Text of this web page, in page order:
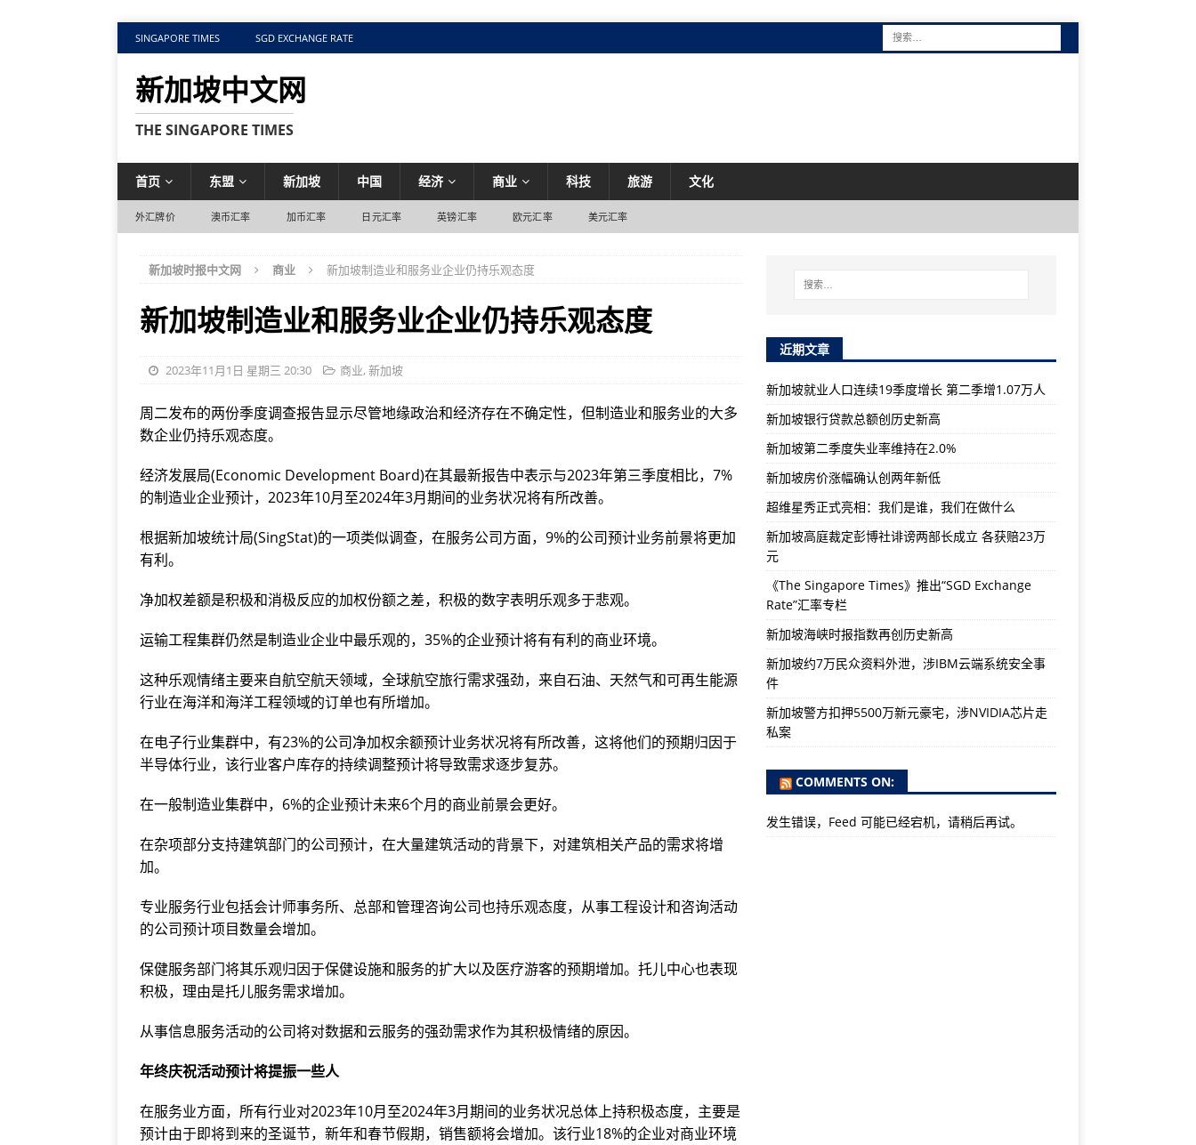
SINGAPORE TIMES SGD EXCHANGE RATE
新加坡中文网
THE SINGAPORE TIMES
首页 东盟 新加坡 中国 经济 商业 科技 旅游 文化
外汇牌价 澳币汇率 加币汇率 日元汇率 英镑汇率 欧元汇率 美元汇率
新加坡时报中文网 商业 新加坡制造业和服务业企业仍持乐观态度
新加坡制造业和服务业企业仍持乐观态度
2023年11月1日 星期三 20:30 商业, 新加坡
周二发布的两份季度调查报告显示尽管地缘政治和经济存在不确定性，但制造业和服务业的大多
数企业仍持乐观态度。
经济发展局(Economic Development Board)在其最新报告中表示与2023年第三季度相比，7%
的制造业企业预计，2023年10月至2024年3月期间的业务状况将有所改善。
根据新加坡统计局(SingStat)的一项类似调查，在服务公司方面，9%的公司预计业务前景将更加
有利。
净加权差额是积极和消极反应的加权份额之差，积极的数字表明乐观多于悲观。
运输工程集群仍然是制造业企业中最乐观的，35%的企业预计将有有利的商业环境。
这种乐观情绪主要来自航空航天领域，全球航空旅行需求强劲，来自石油、天然气和可再生能源
行业在海洋和海洋工程领域的订单也有所增加。
在电子行业集群中，有23%的公司净加权余额预计业务状况将有所改善，这将他们的预期归因于
半导体行业，该行业客户库存的持续调整预计将导致需求逐步复苏。
在一般制造业集群中，6%的企业预计未来6个月的商业前景会更好。
在杂项部分支持建筑部门的公司预计，在大量建筑活动的背景下，对建筑相关产品的需求将增
加。
专业服务行业包括会计师事务所、总部和管理咨询公司也持乐观态度，从事工程设计和咨询活动
的公司预计项目数量会增加。
保健服务部门将其乐观归因于保健设施和服务的扩大以及医疗游客的预期增加。托儿中心也表现
积极，理由是托儿服务需求增加。
从事信息服务活动的公司将对数据和云服务的强劲需求作为其积极情绪的原因。
年终庆祝活动预计将提振一些人
在服务业方面，所有行业对2023年10月至2024年3月期间的业务状况总体上持积极态度，主要是
预计由于即将到来的圣诞节，新年和春节假期，销售额将会增加。该行业18%的企业对商业环境
近期文章
新加坡就业人口连续19季度增长 第二季增1.07万人
新加坡银行贷款总额创历史新高
新加坡第二季度失业率维持在2.0%
新加坡房价涨幅确认创两年新低
超维星秀正式亮相：我们是谁，我们在做什么
新加坡高庭裁定彭博社诽谤两部长成立 各获赔23万
元
《The Singapore Times》推出“SGD Exchange
Rate”汇率专栏
新加坡海峡时报指数再创历史新高
新加坡约7万民众资料外泄，涉IBM云端系统安全事
件
新加坡警方扣押5500万新元豪宅，涉NVIDIA芯片走
私案
COMMENTS ON:
发生错误，Feed 可能已经宕机，请稍后再试。